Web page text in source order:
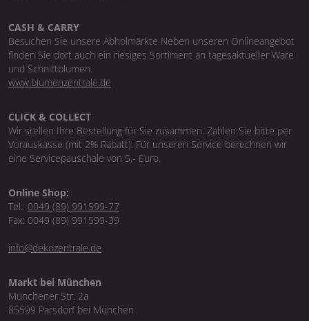
CASH & CARRY
Besuchen Sie unsere Abholmärkte Neben unseren Onlineangebot
finden Sie dort auch ein riesiges Sortiment an tagesaktueller Ware
und Schnittblumen.
www.blumenzentrale.de
CLICK & COLLECT
Wir stellen Ihre Bestellung für Sie zusammen. Zahlen Sie bitte per
Vorauskasse (mit 2% Rabatt). Für unseren Service berechnen wir
eine Servicepauschale von 5,- Euro.
Online Shop:
Tel.: 0049 (89) 991599-77
Fax: 0049 (89) 991599-39
info@dekozentrale.de
Markt bei München
Münchener Str. 2a
85599 Parsdorf bei München